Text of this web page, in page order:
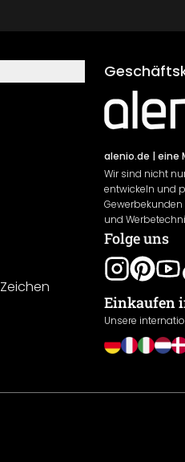
alenio.de | eine
Wir sind nicht
entwickeln und
und
Folge uns
Einkaufen
Unsere